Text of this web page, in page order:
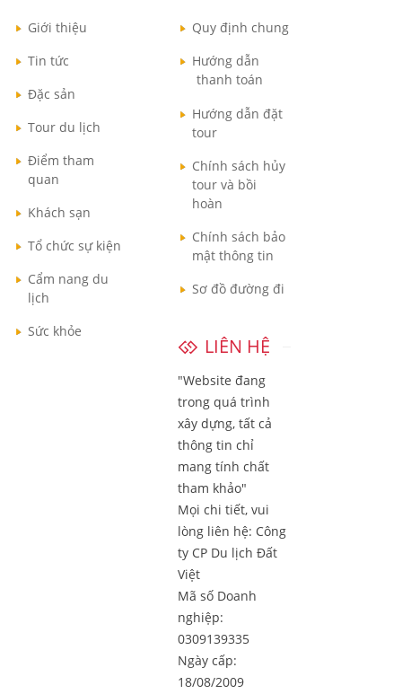
Giới thiệu
Tin tức
Đặc sản
Tour du lịch
Điểm tham
quan
Khách sạn
Tổ chức sự kiện
Cẩm nang du
lịch
Sức khỏe
Quy định chung
Hướng dẫn
thanh toán
Hướng dẫn đặt
tour
Chính sách hủy
tour và bồi
hoàn
Chính sách bảo
mật thông tin
Sơ đồ đường đi
LIÊN HỆ
"Website đang
trong quá trình
xây dựng, tất cả
thông tin chỉ
mang tính chất
tham khảo"
Mọi chi tiết, vui
lòng liên hệ: Công
ty CP Du lịch Đất
Việt
Mã số Doanh
nghiệp:
0309139335
Ngày cấp:
18/08/2009